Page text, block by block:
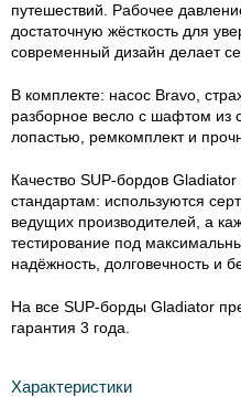
путешествий. Рабочее
достаточную жёсткость для
современный дизайн делает
В комплекте: насос Bravo,
разборное весло с шафтом из
лопастью, ремкомплект и
Качество SUP-бордов
стандартам: используются
ведущих производителей, а
тестирование под
надёжность, долговечность и
На все SUP-борды Gladiator
гарантия 3 года.
Характеристики